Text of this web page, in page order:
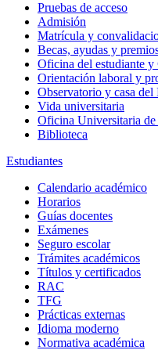
Pruebas de acceso
Admisión
Matrícula y
Becas, ayudas y
Oficina del estudiante
Orientación laboral y
Observatorio y casa del
Vida universitaria
Oficina Universitaria
Biblioteca
Estudiantes
Calendario académico
Horarios
Guías docentes
Exámenes
Seguro escolar
Trámites académicos
Títulos y certificados
RAC
TFG
Prácticas externas
Idioma moderno
Normativa académica